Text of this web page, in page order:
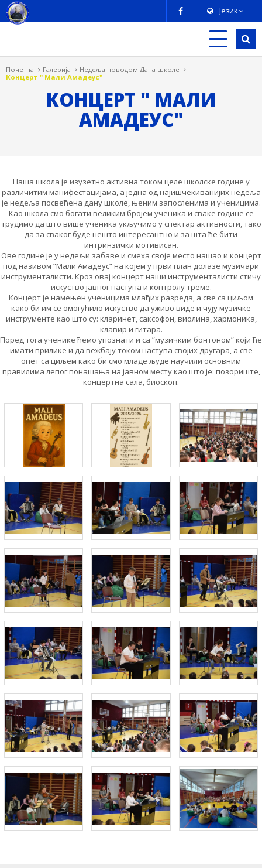
Језик
Почетна Галерија
Недеља поводом Дана школе
Концерт " Мали Амадеус"
КОНЦЕРТ " МАЛИ
АМАДЕУС"
Наша школа је изузетно активна током целе школске године у
различитим манифестацијама, а једна од најишчекиванијих недеља
је недеља посвећена дану школе, њеним запосленима и ученицима.
Као школа смо богати великим бројем ученика и сваке године се
трудимо да што више ученика укључимо у спектар активности, тако
да за сваког буде нешто интересантно и за шта ће бити
интринзички мотивисан.
Ове године је у недељи забаве и смеха своје место нашао и концерт
под називом ”Мали Амадеус” на којем у први план долазе музичари
инструменталисти. Кроз овај концерт наши инструменталисти стичу
искуство јавног наступа и контролу треме.
Концерт је намењен ученицима млађих разреда, а све са циљом
како би им се омогућило искуство да уживо виде и чују музичке
инструменте као што су: кларинет, саксофон, виолина, хармоника,
клавир и гитара.
Поред тога ученике ћемо упознати и са ”музичким бонтоном” који ће
имати прилике и да вежбају током наступа својих другара, а све
опет са циљем како би смо младе људе научили основним
правилима лепог понашања на јавном месту као што је: позориште,
концертна сала, биоскоп.